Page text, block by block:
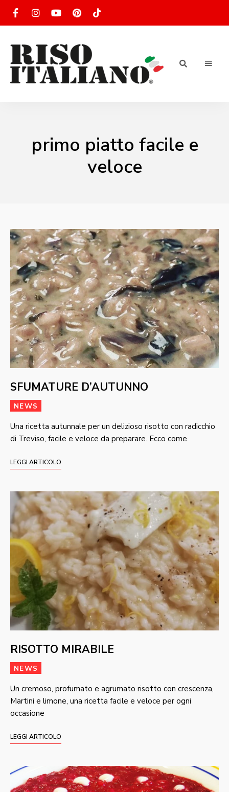
Ricettario
di ricette
primo piatto facile e
veloce
SFUMATURE D’AUTUNNO
NEWS
Una ricetta autunnale per un delizioso risotto con radicchio
di Treviso, facile e veloce da preparare. Ecco come
LEGGI ARTICOLO
RISOTTO MIRABILE
NEWS
Un cremoso, profumato e agrumato risotto con crescenza,
Martini e limone, una ricetta facile e veloce per ogni
occasione
LEGGI ARTICOLO